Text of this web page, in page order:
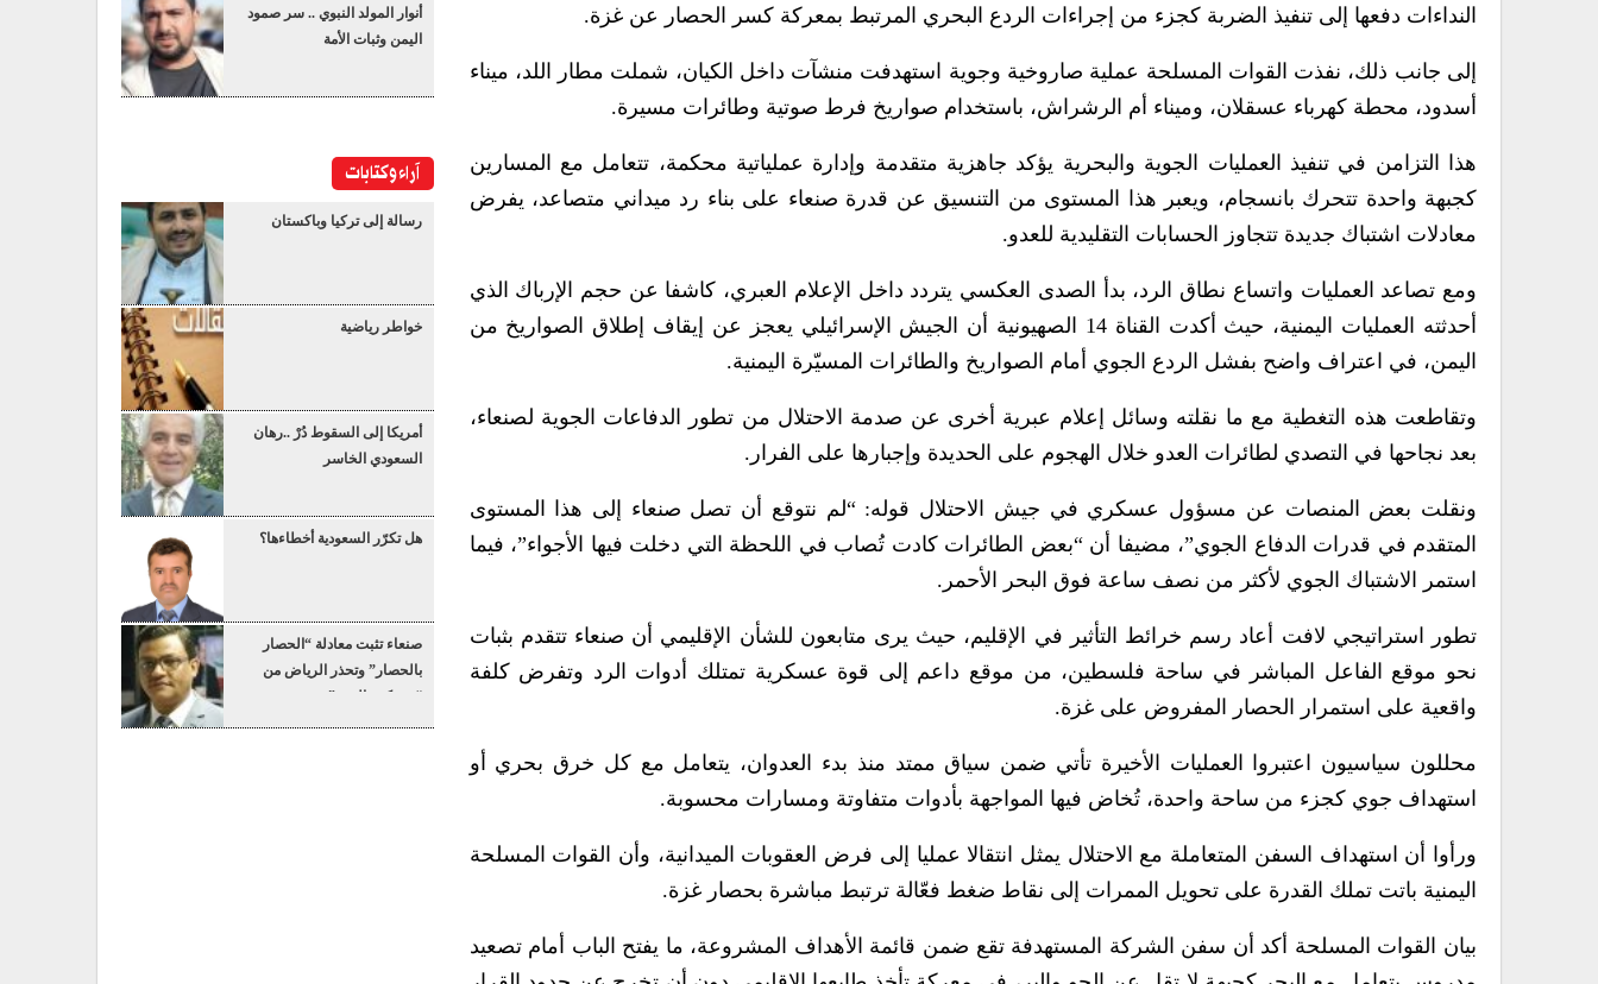
النداءات دفعها إلى تنفيذ الضربة كجزء من إجراءات الردع البحري المرتبط بمعركة كسر الحصار عن غزة.
إلى جانب ذلك، نفذت القوات المسلحة عملية صاروخية وجوية استهدفت منشآت داخل الكيان، شملت مطار اللد، ميناء
أسدود، محطة كهرباء عسقلان، وميناء أم الرشراش، باستخدام صواريخ فرط صوتية وطائرات مسيرة.
هذا التزامن في تنفيذ العمليات الجوية والبحرية يؤكد جاهزية متقدمة وإدارة عملياتية محكمة، تتعامل مع المسارين
كجبهة واحدة تتحرك بانسجام، ويعبر هذا المستوى من التنسيق عن قدرة صنعاء على بناء رد ميداني متصاعد، يفرض
معادلات اشتباك جديدة تتجاوز الحسابات التقليدية للعدو.
ومع تصاعد العمليات واتساع نطاق الرد، بدأ الصدى العكسي يتردد داخل الإعلام العبري، كاشفا عن حجم الإرباك الذي
أحدثته العمليات اليمنية، حيث أكدت القناة 14 الصهيونية أن الجيش الإسرائيلي يعجز عن إيقاف إطلاق الصواريخ من
اليمن، في اعتراف واضح بفشل الردع الجوي أمام الصواريخ والطائرات المسيّرة اليمنية.
وتقاطعت هذه التغطية مع ما نقلته وسائل إعلام عبرية أخرى عن صدمة الاحتلال من تطور الدفاعات الجوية لصنعاء،
بعد نجاحها في التصدي لطائرات العدو خلال الهجوم على الحديدة وإجبارها على الفرار.
ونقلت بعض المنصات عن مسؤول عسكري في جيش الاحتلال قوله: “لم نتوقع أن تصل صنعاء إلى هذا المستوى
المتقدم في قدرات الدفاع الجوي”، مضيفا أن “بعض الطائرات كادت تُصاب في اللحظة التي دخلت فيها الأجواء”، فيما
استمر الاشتباك الجوي لأكثر من نصف ساعة فوق البحر الأحمر.
تطور استراتيجي لافت أعاد رسم خرائط التأثير في الإقليم، حيث يرى متابعون للشأن الإقليمي أن صنعاء تتقدم بثبات
نحو موقع الفاعل المباشر في ساحة فلسطين، من موقع داعم إلى قوة عسكرية تمتلك أدوات الرد وتفرض كلفة
واقعية على استمرار الحصار المفروض على غزة.
محللون سياسيون اعتبروا العمليات الأخيرة تأتي ضمن سياق ممتد منذ بدء العدوان، يتعامل مع كل خرق بحري أو
استهداف جوي كجزء من ساحة واحدة، تُخاض فيها المواجهة بأدوات متفاوتة ومسارات محسوبة.
ورأوا أن استهداف السفن المتعاملة مع الاحتلال يمثل انتقالا عمليا إلى فرض العقوبات الميدانية، وأن القوات المسلحة
اليمنية باتت تملك القدرة على تحويل الممرات إلى نقاط ضغط فعّالة ترتبط مباشرة بحصار غزة.
بيان القوات المسلحة أكد أن سفن الشركة المستهدفة تقع ضمن قائمة الأهداف المشروعة، ما يفتح الباب أمام تصعيد
أنوار المولد النبوي .. سر صمود
اليمن وثبات الأمة
آراء وكتابات
رسالة إلى تركيا وباكستان
خواطر رياضية
أمريكا إلى السقوط دُرْ ..رهان
السعودي الخاسر
هل تكرّر السعودية أخطاءها؟
صنعاء تثبت معادلة “الحصار
بالحصار” وتحذر الرياض من
“عسكرة البحر”